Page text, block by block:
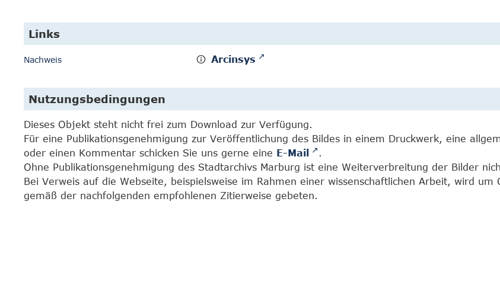
Links
Nachweis Arcinsys
Nutzungsbedingungen
Dieses Objekt steht nicht frei zum Download zur Verfügung.
Für eine Publikationsgenehmigung zur Veröffentlichung des Bildes in einem Druckwerk, eine
oder einen Kommentar schicken Sie uns gerne eine E-Mail
.
Ohne Publikationsgenehmigung des Stadtarchivs Marburg ist eine Weiterverbreitung der Bilder
Bei Verweis auf die Webseite, beispielsweise im Rahmen einer wissenschaftlichen Arbeit, wird um
gemäß der nachfolgenden empfohlenen Zitierweise gebeten.